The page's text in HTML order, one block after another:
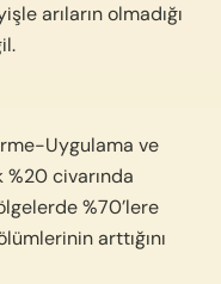
arıların olmadığı
Uygulama ve
%20 civarında
%70’lere
arttığını